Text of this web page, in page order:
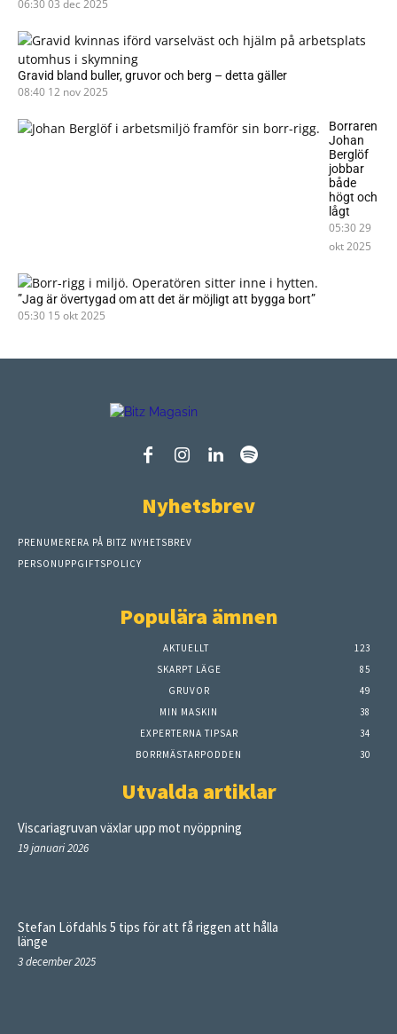
06:3003 dec 2025
Gravid bland buller, gruvor och berg – detta gäller
08:40 12 nov 2025
Borraren
Johan
Berglöf
jobbar
både
högt och
lågt
05:3029
okt 2025
”Jag är övertygad om att det är möjligt att bygga bort”
05:30 15 okt 2025
Nyhetsbrev
PRENUMERERA PÅ BITZ NYHETSBREV
PERSONUPPGIFTSPOLICY
Populära ämnen
AKTUELLT
123
SKARPT LÄGE
85
GRUVOR
49
MIN MASKIN
38
EXPERTERNA TIPSAR
34
BORRMÄSTARPODDEN
30
Utvalda artiklar
Viscariagruvan växlar upp mot nyöppning
19 januari 2026
Stefan Löfdahls 5 tips för att få riggen att hålla
länge
3 december 2025